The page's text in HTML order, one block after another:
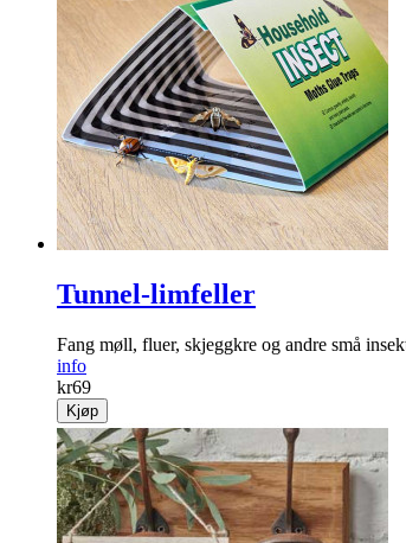
Tunnel-limfeller
Fang møll, fluer, skjeggkre og andre små
info
kr69
Kjøp